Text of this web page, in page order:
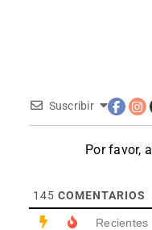
Suscribir
Por favor,
145 COMENTARIOS
Recientes